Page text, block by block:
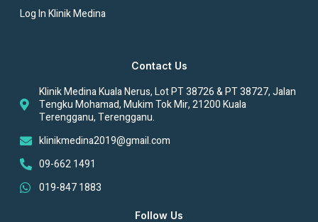
Log In Klinik Medina
Contact Us
Klinik Medina Kuala Nerus, Lot PT 38726 & PT 38727, Jalan
Tengku Mohamad, Mukim Tok Mir, 21200 Kuala
Terengganu, Terengganu.
klinikmedina2019@gmail.com
09-662 1491
019-847 1883
Follow Us